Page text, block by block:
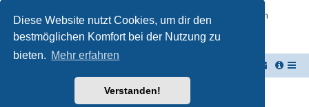
Diese Website nutzt Cookies, um dir den
bestmöglichen Komfort bei der Nutzung zu
bieten. Mehr erfahren
Verstanden!
deren Inhalte diesbezüglich auch nur ansatzweise bedenklich
erscheinen, kommentarlos entfernt. #
Powered byphpBB® Forum Software © phpBB Limited
Deutsche Übersetzung durchphpBB.de